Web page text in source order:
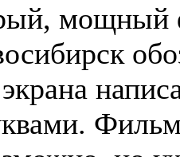
мощный
Фильм